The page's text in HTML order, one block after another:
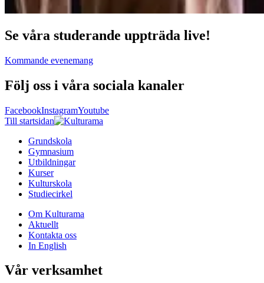
Se våra studerande uppträda live!
Kommande evenemang
Följ oss i våra sociala kanaler
FacebookInstagramYoutube
Till startsidan
Grundskola
Gymnasium
Utbildningar
Kurser
Kulturskola
Studiecirkel
Om Kulturama
Aktuellt
Kontakta oss
In English
Vår verksamhet